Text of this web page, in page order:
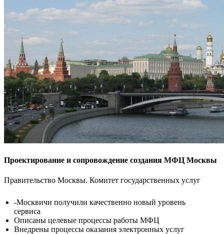
Проектирование и сопровождение создания МФЦ Москвы
Правительство Москвы. Комитет государственных услуг
-Москвичи получили качественно новый уровень
сервиса
Описаны целевые процессы работы МФЦ
Внедрены процессы оказания электронных услуг